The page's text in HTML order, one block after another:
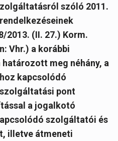
szóló 2011.
2013. (II. 27.) Korm.
Vhr.) a korábbi
meg néhány, a
kapcsolódó
pont
a jogalkotó
szolgáltatói és
illetve átmeneti